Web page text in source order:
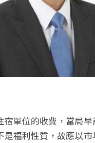
宿單位的收費，當局
是福利性質，故應以